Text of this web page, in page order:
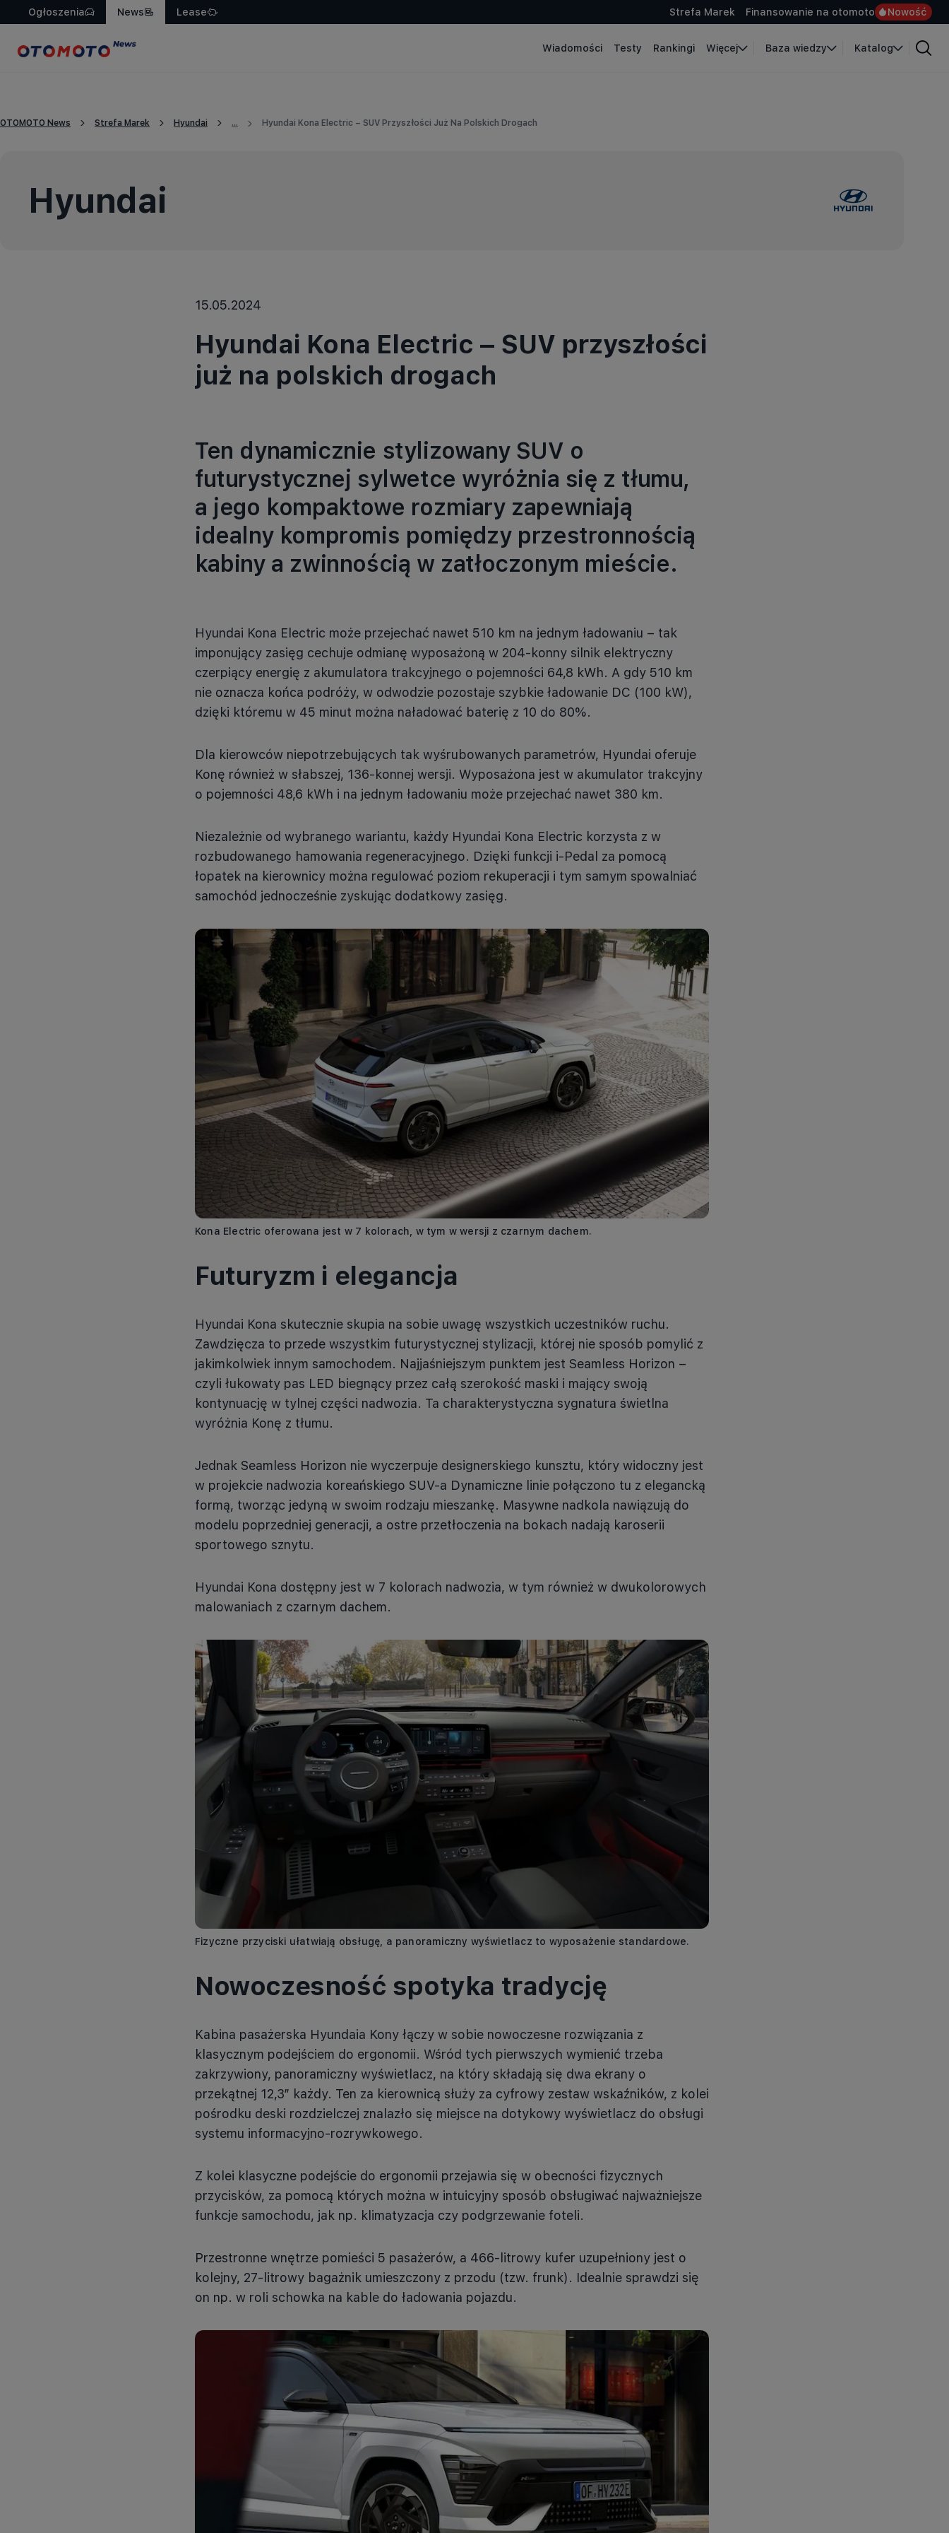
Ogłoszenia News Lease Strefa Marek Finansowanie na otomoto Nowość
Wiadomości Testy Rankingi Więcej Baza wiedzy Katalog
OTOMOTO News Strefa Marek Hyundai
Kona ... Hyundai Kona Electric – SUV Przyszłości Już Na Polskich Drogach
Hyundai
15.05.2024
Hyundai Kona Electric – SUV przyszłości
już na polskich drogach
Ten dynamicznie stylizowany SUV o
futurystycznej sylwetce wyróżnia się z tłumu,
a jego kompaktowe rozmiary zapewniają
idealny kompromis pomiędzy przestronnością
kabiny a zwinnością w zatłoczonym mieście.
Hyundai Kona Electric może przejechać nawet 510 km na jednym ładowaniu – tak
imponujący zasięg cechuje odmianę wyposażoną w 204-konny silnik elektryczny
czerpiący energię z akumulatora trakcyjnego o pojemności 64,8 kWh. A gdy 510 km
nie oznacza końca podróży, w odwodzie pozostaje szybkie ładowanie DC (100 kW),
dzięki któremu w 45 minut można naładować baterię z 10 do 80%.
Dla kierowców niepotrzebujących tak wyśrubowanych parametrów, Hyundai oferuje
Konę również w słabszej, 136-konnej wersji. Wyposażona jest w akumulator trakcyjny
o pojemności 48,6 kWh i na jednym ładowaniu może przejechać nawet 380 km.
Niezależnie od wybranego wariantu, każdy Hyundai Kona Electric korzysta z w
rozbudowanego hamowania regeneracyjnego. Dzięki funkcji i-Pedal za pomocą
łopatek na kierownicy można regulować poziom rekuperacji i tym samym spowalniać
samochód jednocześnie zyskując dodatkowy zasięg.
Kona Electric oferowana jest w 7 kolorach, w tym w wersji z czarnym dachem.
Futuryzm i elegancja
Hyundai Kona skutecznie skupia na sobie uwagę wszystkich uczestników ruchu.
Zawdzięcza to przede wszystkim futurystycznej stylizacji, której nie sposób pomylić z
jakimkolwiek innym samochodem. Najjaśniejszym punktem jest Seamless Horizon –
czyli łukowaty pas LED biegnący przez całą szerokość maski i mający swoją
kontynuację w tylnej części nadwozia. Ta charakterystyczna sygnatura świetlna
wyróżnia Konę z tłumu.
Jednak Seamless Horizon nie wyczerpuje designerskiego kunsztu, który widoczny jest
w projekcie nadwozia koreańskiego SUV-a Dynamiczne linie połączono tu z elegancką
formą, tworząc jedyną w swoim rodzaju mieszankę. Masywne nadkola nawiązują do
modelu poprzedniej generacji, a ostre przetłoczenia na bokach nadają karoserii
sportowego sznytu.
Hyundai Kona dostępny jest w 7 kolorach nadwozia, w tym również w dwukolorowych
malowaniach z czarnym dachem.
Fizyczne przyciski ułatwiają obsługę, a panoramiczny wyświetlacz to wyposażenie standardowe.
Nowoczesność spotyka tradycję
Kabina pasażerska Hyundaia Kony łączy w sobie nowoczesne rozwiązania z
klasycznym podejściem do ergonomii. Wśród tych pierwszych wymienić trzeba
zakrzywiony, panoramiczny wyświetlacz, na który składają się dwa ekrany o
przekątnej 12,3” każdy. Ten za kierownicą służy za cyfrowy zestaw wskaźników, z kolei
pośrodku deski rozdzielczej znalazło się miejsce na dotykowy wyświetlacz do obsługi
systemu informacyjno-rozrywkowego.
Z kolei klasyczne podejście do ergonomii przejawia się w obecności fizycznych
przycisków, za pomocą których można w intuicyjny sposób obsługiwać najważniejsze
funkcje samochodu, jak np. klimatyzacja czy podgrzewanie foteli.
Przestronne wnętrze pomieści 5 pasażerów, a 466-litrowy kufer uzupełniony jest o
kolejny, 27-litrowy bagażnik umieszczony z przodu (tzw. frunk). Idealnie sprawdzi się
on np. w roli schowka na kable do ładowania pojazdu.